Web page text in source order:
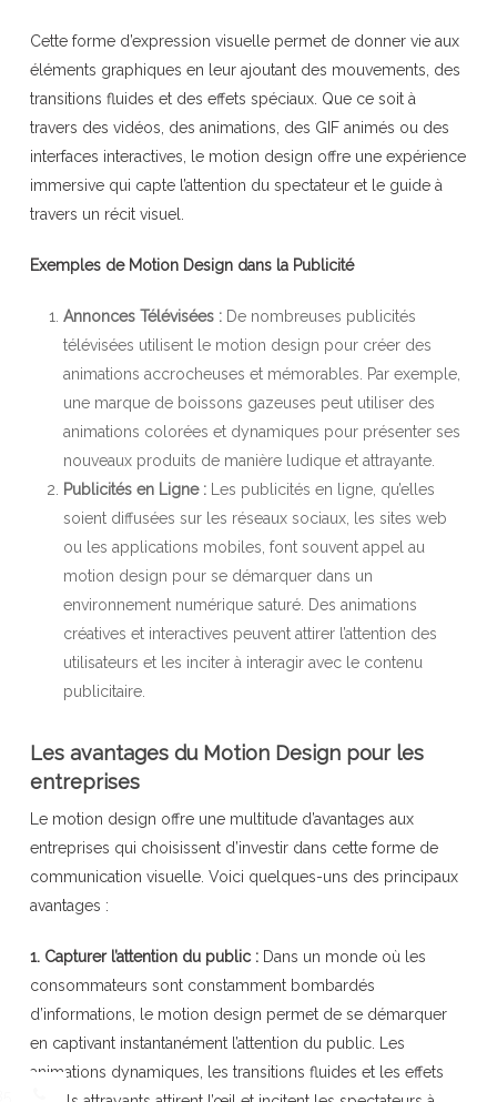
Cette forme d’expression visuelle permet de donner vie aux
éléments graphiques en leur ajoutant des mouvements, des
transitions fluides et des effets spéciaux. Que ce soit à
travers des vidéos, des animations, des GIF animés ou des
interfaces interactives, le motion design offre une expérience
immersive qui capte l’attention du spectateur et le guide à
travers un récit visuel.
Exemples de Motion Design dans la Publicité
Annonces Télévisées :De nombreuses publicités
télévisées utilisent le motion design pour créer des
animations accrocheuses et mémorables. Par exemple,
une marque de boissons gazeuses peut utiliser des
animations colorées et dynamiques pour présenter ses
nouveaux produits de manière ludique et attrayante.
Publicités en Ligne :Les publicités en ligne, qu’elles
soient diffusées sur les réseaux sociaux, les sites web
ou les applications mobiles, font souvent appel au
motion design pour se démarquer dans un
environnement numérique saturé. Des animations
créatives et interactives peuvent attirer l’attention des
utilisateurs et les inciter à interagir avec le contenu
publicitaire.
Les avantages du Motion Design pour les
entreprises
Le motion design offre une multitude d’avantages aux
entreprises qui choisissent d’investir dans cette forme de
communication visuelle. Voici quelques-uns des principaux
avantages :
1. Capturer l’attention du public :Dans un monde où les
consommateurs sont constamment bombardés
d’informations, le motion design permet de se démarquer
en captivant instantanément l’attention du public. Les
animations dynamiques, les transitions fluides et les effets